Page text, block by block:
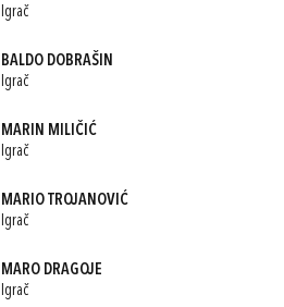
Igrač
BALDO DOBRAŠIN
Igrač
MARIN MILIČIĆ
Igrač
MARIO TROJANOVIĆ
Igrač
MARO DRAGOJE
Igrač